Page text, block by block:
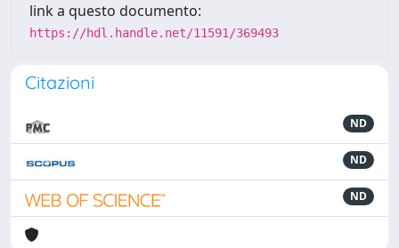
link a questo documento:
https://hdl.handle.net/11591/369493
Citazioni
ND
ND
ND